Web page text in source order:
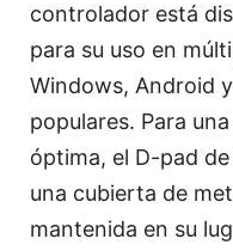
controlador está
para su uso en
Windows, Android
populares. Para
óptima, el D-pad
una cubierta de
mantenida en su